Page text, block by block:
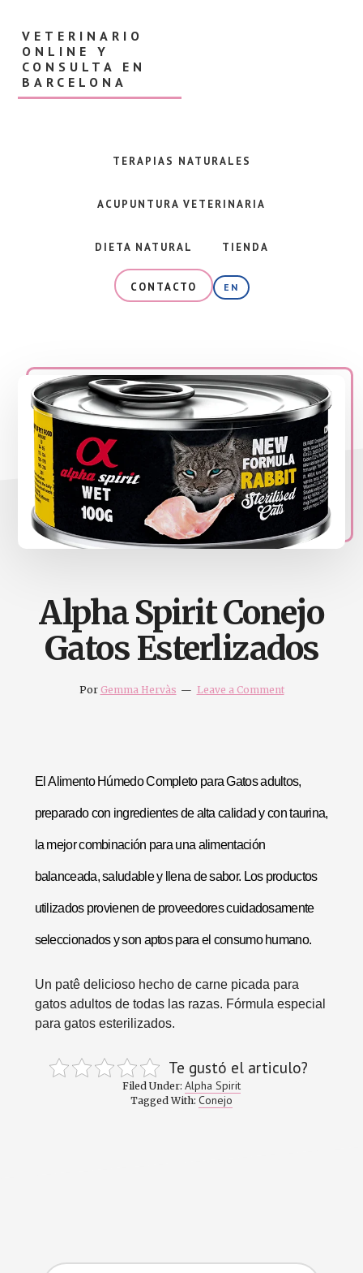
main
content
footerVETERINARIO
ONLINE Y
CONSULTA EN
BARCELONA
naturales
Acupuntura,
homeopatia,
Ortomolcular
TERAPIAS NATURALES
ACUPUNTURA VETERINARIA
DIETA NATURAL TIENDA
CONTACTO EN
Alpha Spirit Conejo
Gatos Esterlizados
Por Gemma Hervàs Leave a Comment
El Alimento Húmedo Completo para Gatosadultos,
preparado con ingredientes de alta calidad y con taurina,
la mejor combinación para una alimentación
balanceada, saludable y llena de sabor. Los productos
utilizados provienen de proveedores cuidadosamente
seleccionados y son aptos para el consumo humano.
Un patê delicioso hecho de carne picada para
gatos adultos de todas las razas. Fórmula especial
para gatos esterilizados.
Te gustó el articulo?
Filed Under: Alpha Spirit
Tagged With: Conejo